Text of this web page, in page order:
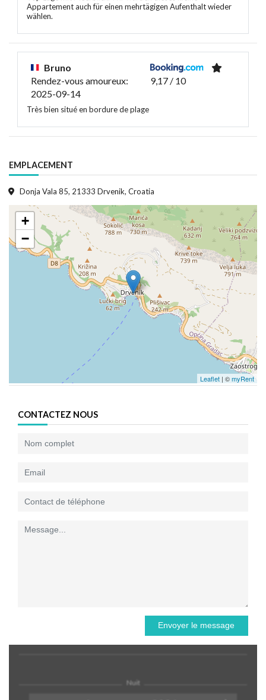
Appartement auch für einen mehrtägigen Aufenthalt wieder
wählen.
Bruno
Rendez-vous amoureux:
2025-09-14
9,17 / 10
Très bien situé en bordure de plage
EMPLACEMENT
Donja Vala 85, 21333 Drvenik, Croatia
+
−
Leaflet | ©myRent
CONTACTEZ NOUS
Envoyer le message
Nuit